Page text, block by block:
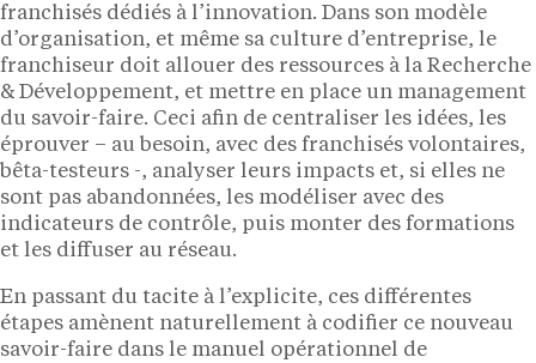
franchisés dédiés à l’innovation. Dans son modèle
d’organisation, et même sa culture d’entreprise, le
franchiseur doit allouer des ressources à la Recherche
& Développement, et mettre en place un management
du savoir-faire. Ceci afin de centraliser les idées, les
éprouver – au besoin, avec des franchisés volontaires,
bêta-testeurs -, analyser leurs impacts et, si elles ne
sont pas abandonnées, les modéliser avec des
indicateurs de contrôle, puis monter des formations
et les diffuser au réseau.
En passant du tacite à l’explicite, ces différentes
étapes amènent naturellement à codifier ce nouveau
savoir-faire dans le manuel opérationnel de